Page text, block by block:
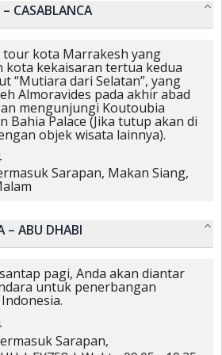
CASABLANCA
tour kota Marrakesh yang
kota kekaisaran tertua kedua
“Mutiara dari Selatan”, yang
Almoravides pada akhir abad
mengunjungi Koutoubia
Bahia Palace (Jika tutup akan di
objek wisata lainnya).
Sarapan, Makan Siang,
– ABU DHABI
pagi, Anda akan diantar
untuk penerbangan
Sarapan,